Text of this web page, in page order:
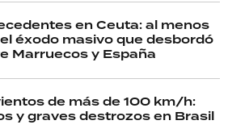
en Ceuta: al menos
éxodo masivo que desbordó
Marruecos y España
de más de 100 km/h:
y graves destrozos en Brasil